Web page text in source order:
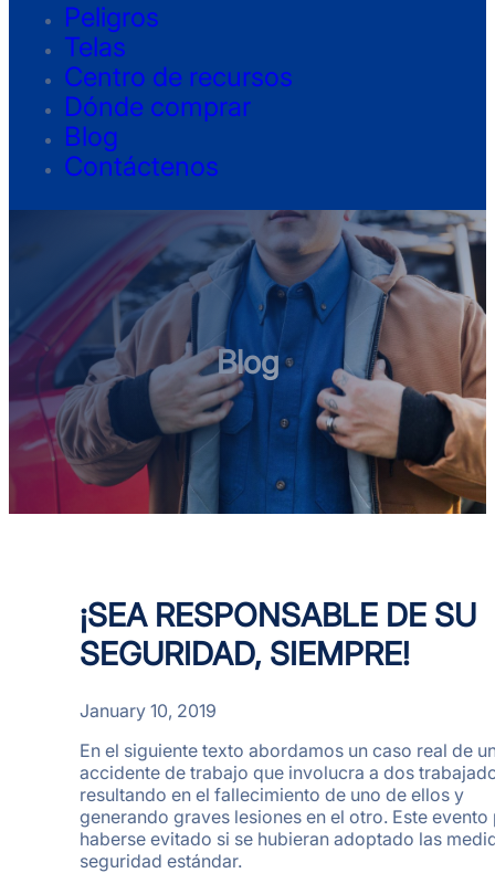
Peligros
Telas
Centro de recursos
Dónde comprar
Blog
Contáctenos
Blog
¡SEA RESPONSABLE DE SU
SEGURIDAD, SIEMPRE!
January 10, 2019
En el siguiente texto abordamos un caso real de
accidente de trabajo que involucra a dos
resultando en el fallecimiento de uno de ellos y
generando graves lesiones en el otro. Este
haberse evitado si se hubieran adoptado las
seguridad estándar.